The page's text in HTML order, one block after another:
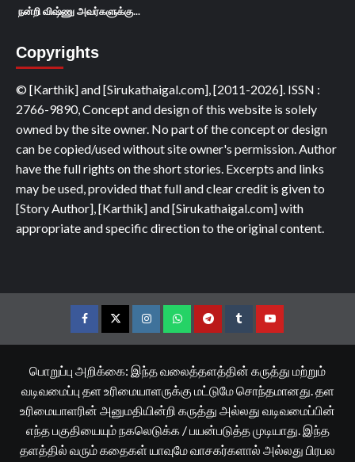
நன்றி விஷ்ணு அவர்களுக்கு...
Copyrights
© [Karthik] and [Sirukathaigal.com], [2011-2026]. ISSN :
2766-9890, Concept and design of this website is solely
owned by the site owner. No part of the concept or design
can be copied/used without site owner's permission. Author
have the full rights on the short stories. Excerpts and links
may be used, provided that full and clear credit is given to
[Story Author], [Karthik] and [Sirukathaigal.com] with
appropriate and specific direction to the original content.
FacebookTwitterInstagramWhatsappTelegramTumblrYouTube
பொறுப்பு அறிக்கை: இந்த வலைத்தளத்தின் கருத்து மற்றும்
வடிவமைப்பு தள உரிமையாளருக்கு மட்டுமே சொந்தமானது. தள
உரிமையாளரின் அனுமதியின்றி கருத்து அல்லது வடிவமைப்பின்
எந்த பகுதியையும் நகலெடுக்க / பயன்படுத்த முடியாது. இந்த
தளத்தில் வரும் கதைகள் யாவுமே வாசகர்களால் அல்லது பிரபல